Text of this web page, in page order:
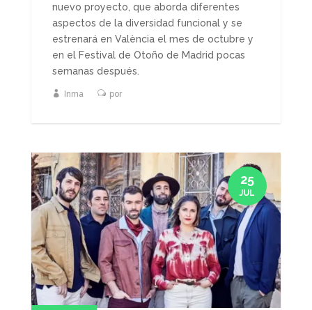
nuevo proyecto, que aborda diferentes
aspectos de la diversidad funcional y se
estrenará en València el mes de octubre y
en el Festival de Otoño de Madrid pocas
semanas después.
Inma por
25
JUL